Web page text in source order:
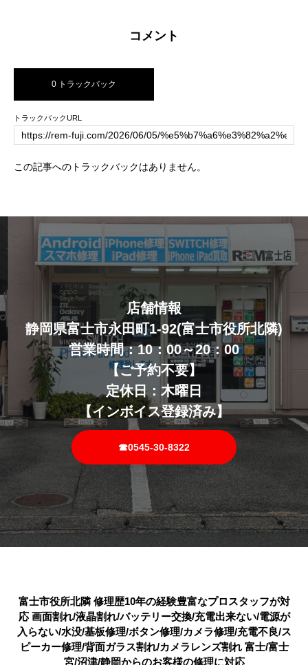
コメント
0 トラックバック
トラックバックURL
この記事へのトラックバックはありません。
店舗情報
静岡県富士市永田町1-92(富士市役所北隣)
営業時間：10：00～20：00
【ご予約不要】
定休日：木曜日
【インボイス登録済み】
☎0545-30-8322
富士市役所北隣 修理歴10年の経験豊富なプロスタッフが対
応 画面割れ/液晶割れ/バッテリー交換/充電出来ない/電源が
入らない/水没/基板修理/ボタン修理/カメラ修理/充電不良/ス
ピーカー修理/背面ガラス割れ/カメラレンズ割れ 富士/富士
宮/沼津/静岡からのお客様の修理に対応